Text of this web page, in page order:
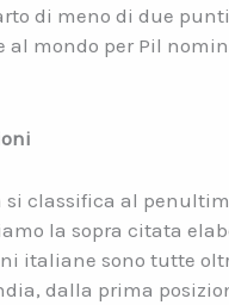
di meno di due
al mondo per Pil
si classifica al
la sopra citata
italiane sono tutte
dalla prima